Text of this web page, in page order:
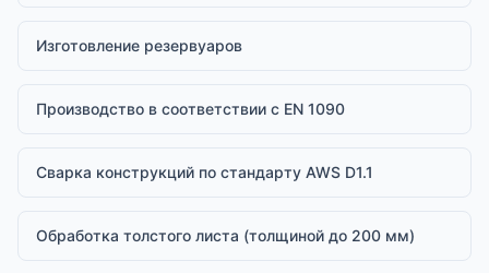
Изготовление резервуаров
Производство в соответствии с EN 1090
Сварка конструкций по стандарту AWS D1.1
Обработка толстого листа (толщиной до 200 мм)